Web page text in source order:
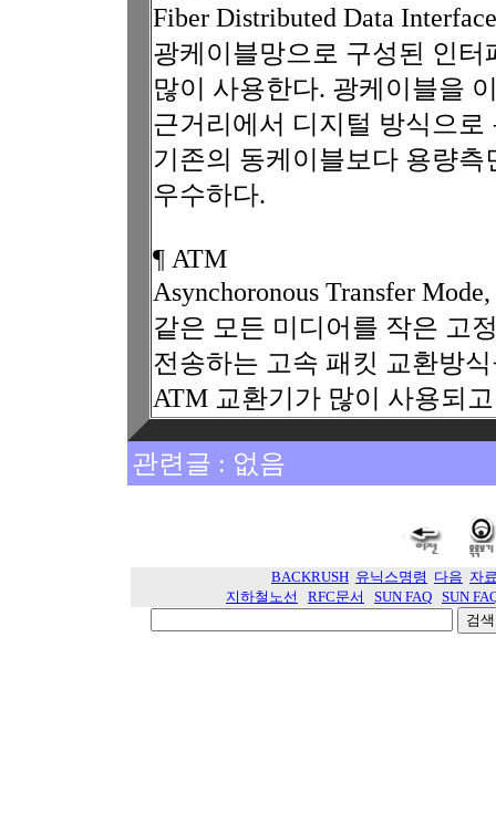
Fiber Distributed Data
광케이블망으로 구성된 인
많이 사용한다. 광케이블을
근거리에서 디지털 방식으로
기존의 동케이블보다 용량
우수하다.
¶ ATM
Asynchoronous Transfer
같은 모든 미디어를 작은 고
전송하는 고속 패킷 교환방
ATM 교환기가 많이 사용되
관련글 : 없음
BACKRUSH 유닉스명령 다음 자
지하철노선
RFC문서 SUN FAQ SUN